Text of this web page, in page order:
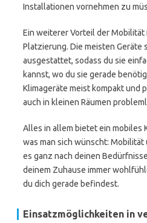
Installationen vornehmen zu
Ein weiterer Vorteil der
Platzierung. Die meisten Geräte
ausgestattet, sodass du sie
kannst, wo du sie gerade
Klimageräte meist kompakt und
auch in kleinen Räumen
Alles in allem bietet ein mobiles
was man sich wünscht:
es ganz nach deinen
deinem Zuhause immer
du dich gerade befindest.
Einsatzmöglichkeiten in